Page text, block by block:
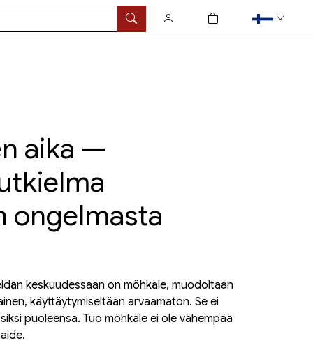
Hae
0
tuotetta ostoskorissa
aika —
ongelmasta
keskuudessaan on möhkäle, muodoltaan
käyttäytymiseltään arvaamaton. Se ei
puoleensa. Tuo möhkäle ei ole vähempää